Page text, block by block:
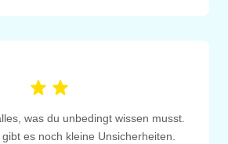
was du unbedingt wissen musst.
es noch kleine Unsicherheiten.